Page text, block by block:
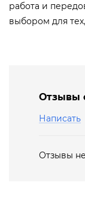
работа и
выбором для
Отзывы
Написать
Отзывы